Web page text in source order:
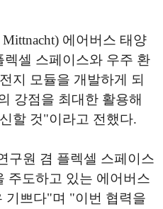
에어버스 태양
셀 스페이스와 우주 환
지 모듈을 개발하게 되
강점을 최대한 활용해
할 것"이라고 전했다.
구원 겸 플렉셀 스페이스
주도하고 있는 에어버스
기쁘다"며 "이번 협력을